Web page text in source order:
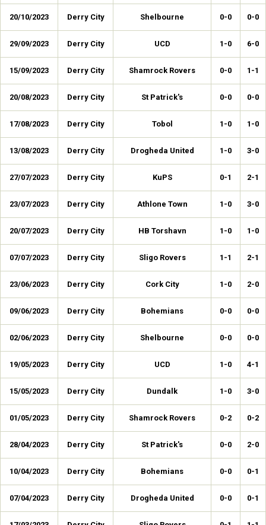
20/10/2023 Derry City Shelbourne 0-0 0-0
29/09/2023 Derry City UCD 1-0 6-0
15/09/2023 Derry City Shamrock Rovers 0-0 1-1
20/08/2023 Derry City St Patrick's 0-0 0-0
17/08/2023 Derry City Tobol 1-0 1-0
13/08/2023 Derry City Drogheda United 1-0 3-0
27/07/2023 Derry City KuPS 0-1 2-1
23/07/2023 Derry City Athlone Town 1-0 3-0
20/07/2023 Derry City HB Torshavn 1-0 1-0
07/07/2023 Derry City Sligo Rovers 1-1 2-1
23/06/2023 Derry City Cork City 1-0 2-0
09/06/2023 Derry City Bohemians 0-0 0-0
02/06/2023 Derry City Shelbourne 0-0 0-0
19/05/2023 Derry City UCD 1-0 4-1
15/05/2023 Derry City Dundalk 1-0 3-0
01/05/2023 Derry City Shamrock Rovers 0-2 0-2
28/04/2023 Derry City St Patrick's 0-0 2-0
10/04/2023 Derry City Bohemians 0-0 0-1
07/04/2023 Derry City Drogheda United 0-0 0-1